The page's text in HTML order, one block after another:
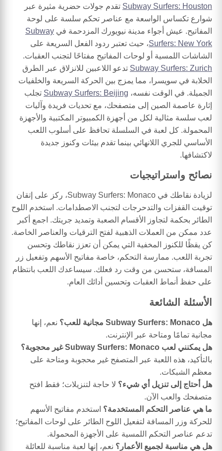
Subway Surfers: Houston تقدم جولات حضرية مثيرة عبر
شوارع تكساس الواسعة مع عناصر تحكم سلسة على لوحة
المفاتيح. عيش أجواء مدينة نيويورك المزدحمة في Subway
Surfers: New York، حيث تعتبر ردود الفعل السريعة على
الشاشات اللمسية أو لوحات المفاتيح مفتاحًا لتجنب العقبات.
Subway Surfers: Zurich تدعو اللاعبين للانزلاق عبر الطرق
الخلابة في سويسرا، مما يمزج بين الحركة السريعة والخلفيات
الجميلة. في الوقت نفسه، Subway Surfers: Beijing تجلب
إثارة عاصمة الصين إلى متصفحك، مع تحديات فريدة وآليات
لعب سلسة مثالية لكل من أجهزة الكمبيوتر المكتبية والأجهزة
المحمولة. كل لعبة في السلسلة تحافظ على أسلوب اللعب
الأساسي للجري اللانهائي بينما تقدم بيئات وكنوز جديدة
لاكتشافها.
نصائح واستراتيجيات
لزيادة نقاطك في Subway Surfers: Monaco، ركز على إتقان
توقيت القفزات والتدحرجات لتجنب الاصطدامات. استخدم اللوح
الطائر بحكمة لتجاوز الأقسام الصعبة وتمديد جريتك. اجمع أكبر
عدد ممكن من العملات الذهبية لفتح الترقيات والعناصر الخاصة.
كن يقظًا للكنوز المخفية التي يمكن أن تعزز نقاطك وتحسن
تجربة اللعب. ممارسة التحكم، خاصة مفاتيح الأسهم وتفعيل زر
المسافة، ستحسن من وقت رد فعلك. سيساعدك اللعب بانتظام
على حفظ أنماط العقبات وتحسين أدائك العام.
الأسئلة الشائعة
هل Subway Surfers: Monaco مجانية للعب؟
نعم، إنها
مجانية تمامًا ومتاحة عبر الإنترنت.
هل يمكنني لعب Subway Surfers: Monaco غير محجوبة؟
بالتأكيد، هذه اللعبة عبر المتصفح غير محجوبة ومتاحة على
معظم الشبكات.
هل أحتاج إلى تنزيل أي شيء؟ لا حاجة لتنزيلات؛ فقط افتح
متصفحك والعب الآن.
ما هي عناصر التحكم المستخدمة؟ استخدم مفاتيح الأسهم
للحركة وزر المسافة لتفعيل اللوح الطائر على لوحات المفاتيح؛
تدعم عناصر التحكم اللمسية على الأجهزة المحمولة.
هل هي مناسبة لجميع الأعمار؟ نعم، إنها لعبة مناسبة للعائلة